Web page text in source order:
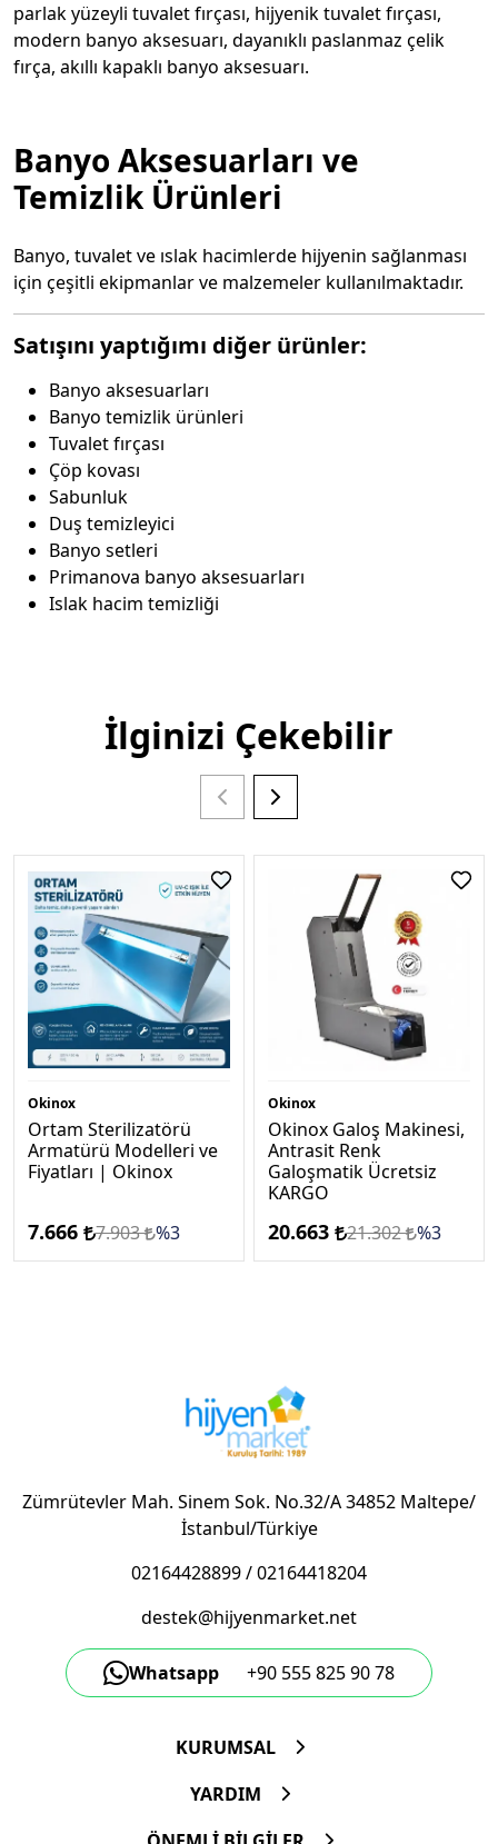
parlak yüzeyli tuvalet fırçası, hijyenik tuvalet fırçası,
modern banyo aksesuarı, dayanıklı paslanmaz çelik
fırça, akıllı kapaklı banyo aksesuarı.
Banyo Aksesuarları ve
Temizlik Ürünleri
Banyo, tuvalet ve ıslak hacimlerde hijyenin sağlanması
için çeşitli ekipmanlar ve malzemeler kullanılmaktadır.
Satışını yaptığımı diğer ürünler:
Banyo aksesuarları
Banyo temizlik ürünleri
Tuvalet fırçası
Çöp kovası
Sabunluk
Duş temizleyici
Banyo setleri
Primanova banyo aksesuarları
Islak hacim temizliği
İlginizi Çekebilir
Okinox
Ortam Sterilizatörü
Armatürü Modelleri ve
Fiyatları | Okinox
7.666 7.903 %3
Okinox
Okinox Galoş Makinesi,
Antrasi̇t Renk
Galoşmatik Ücretsi̇z
KARGO
20.663 21.302 %3
Zümrütevler Mah. Sinem Sok. No.32/A 34852 Maltepe/
İstanbul/Türkiye
02164428899/02164418204
destek@hijyenmarket.net
Whatsapp +90 555 825 90 78
KURUMSAL
YARDIM